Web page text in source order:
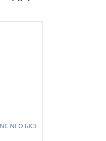
NEO БКЭ